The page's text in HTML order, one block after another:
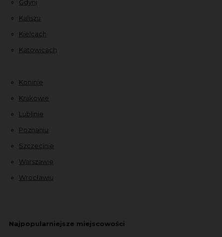
Gdyni
Kaliszu
Kielcach
Katowicach
Koninie
Krakowie
Lublinie
Poznaniu
Szczecinie
Warszawie
Wrocławiu
Najpopularniejsze miejscowości